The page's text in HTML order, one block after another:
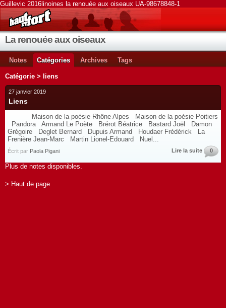
Guillevic 2016linoines la renouée aux oiseaux UA-98678848-1
La renouée aux oiseaux
Notes Catégories Archives Tags
Catégorie > liens
27 janvier 2019
Liens
Maison de la poésie Rhône Alpes Maison de la poésie Poitiers
Pandora Armand Le Poète Brérot Béatrice Bastard Joël Damon
Grégoire Deglet Bernard Dupuis Armand Houdaer Frédérick La
Frenière Jean-Marc Martin Lionel-Edouard Nuel...
Écrit par Paola Pigani Lire la suite 0
Plus de notes disponibles.
> Haut de page